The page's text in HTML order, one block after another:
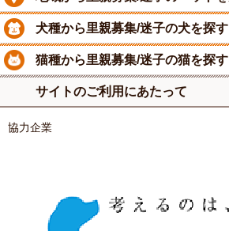
犬種から里親募集/迷子の犬を探す
猫種から里親募集/迷子の猫を探す
サイトのご利用にあたって
協力企業